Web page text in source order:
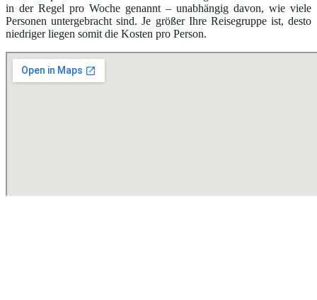
in der Regel pro Woche genannt – unabhängig davon, wie viele
Personen untergebracht sind. Je größer Ihre Reisegruppe ist, desto
niedriger liegen somit die Kosten pro Person.